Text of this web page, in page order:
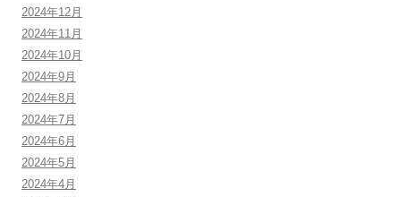
2024年12月
2024年11月
2024年10月
2024年9月
2024年8月
2024年7月
2024年6月
2024年5月
2024年4月